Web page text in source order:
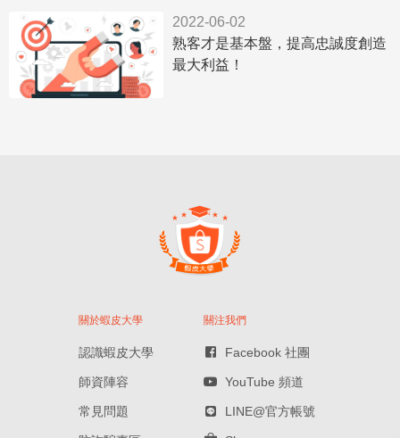
2022-06-02
熟客才是基本盤，提高忠誠度創造
最大利益！
關於蝦皮大學
認識蝦皮大學
師資陣容
常見問題
關注我們
Facebook 社團
YouTube 頻道
LINE@官方帳號